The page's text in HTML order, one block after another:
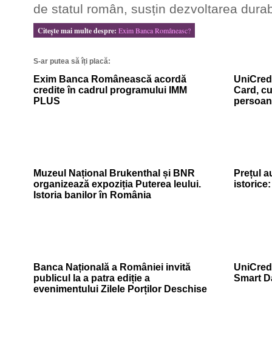
de statul român, susțin dezvoltarea
Citeşte mai multe despre: Exim Banca Româneasc?
S-ar putea să îți placă:
Exim Banca Românească acordă
credite în cadrul programului IMM
PLUS
Card,
Muzeul Național Brukenthal și BNR
organizează expoziția Puterea leului.
Istoria banilor în România
Prețul
Banca Națională a României invită
publicul la a patra ediție a
evenimentului Zilele Porților Deschise
Smart